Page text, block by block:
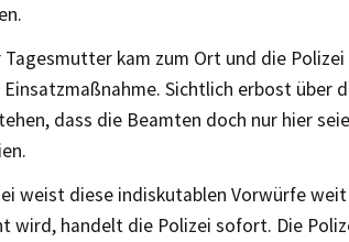
Tagesmutter kam zum Ort und die
Sichtlich erbost über
dass die Beamten doch nur hier
weist diese indiskutablen Vorwürfe
wird, handelt die Polizei sofort. Die